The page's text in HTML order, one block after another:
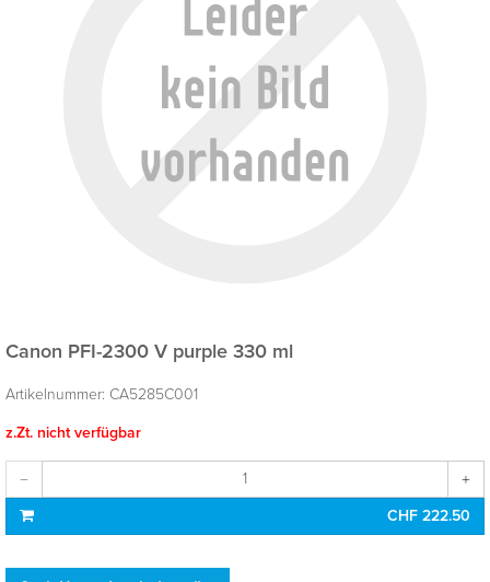
Canon PFI-2300 V purple 330 ml
Artikelnummer: CA5285C001
z.Zt. nicht verfügbar
CHF 222.50